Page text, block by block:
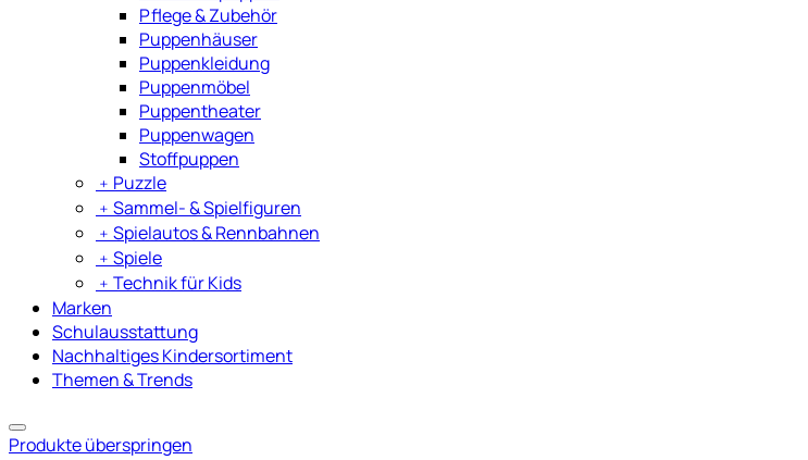
Pflege & Zubehör
Puppenhäuser
Puppenkleidung
Puppenmöbel
Puppentheater
Puppenwagen
Stoffpuppen
﹢ Puzzle
﹢ Sammel- & Spielfiguren
﹢ Spielautos & Rennbahnen
﹢ Spiele
﹢ Technik für Kids
Marken
Schulausstattung
Nachhaltiges Kindersortiment
Themen & Trends
Produkte überspringen